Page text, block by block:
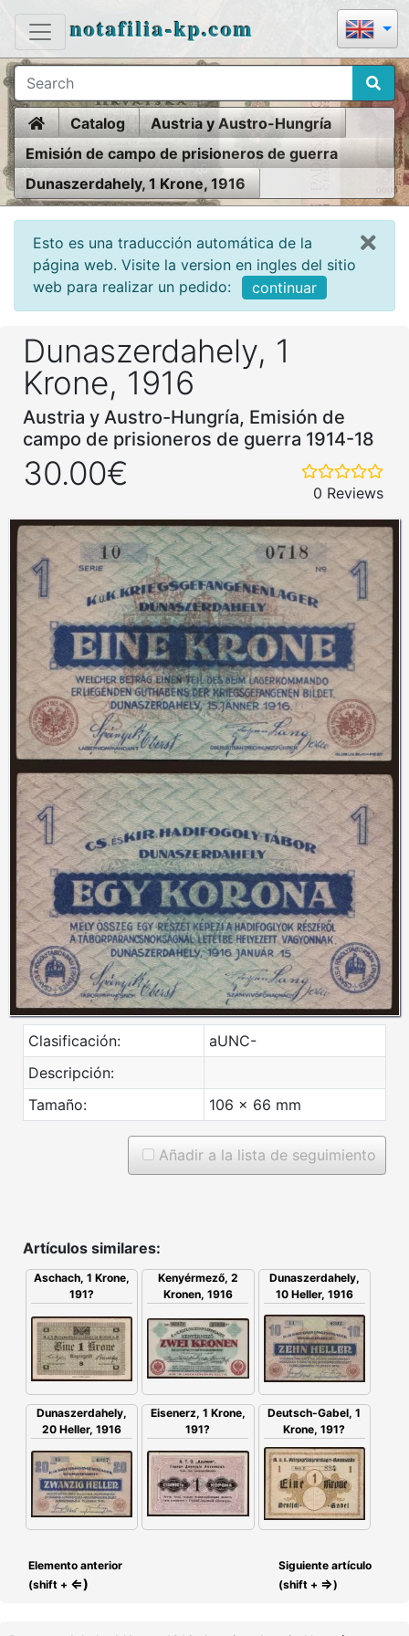
notafilia-kp.com
HomeCatalog
Austria y Austro-Hungría
Emisión de campo de prisioneros de guerra
1914-18
Dunaszerdahely, 1 Krone, 1916
Esto es una traducción automática de la
página web. Visite la version en ingles del sitio
web para realizar un pedido:
continuar
Dunaszerdahely, 1
Krone, 1916
Austria y Austro-Hungría, Emisión de
campo de prisioneros de guerra 1914-18
30.00€
0 Reviews
Clasificación:
aUNC-
Descripción:
Tamaño:
106 x 66 mm
Añadir a la lista de seguimiento
Artículos similares:
Aschach, 1 Krone,
191?
Kenyérmező, 2
Kronen, 1916
Dunaszerdahely,
10 Heller, 1916
Dunaszerdahely,
20 Heller, 1916
Eisenerz, 1 Krone,
191?
Deutsch-Gabel, 1
Krone, 191?
Elemento anterior
(shift + ⇐)
Siguiente artículo
(shift + ⇒)